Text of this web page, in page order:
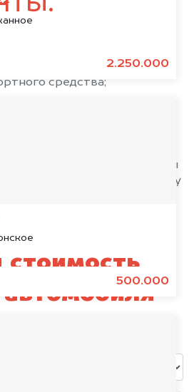
2.250.000
500.000
РФ;
средства;
документов, то наши юристы
чтобы оформить сделку
стоимость
автомобиля